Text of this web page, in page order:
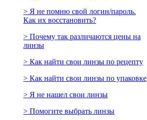
> Я не помню свой логин/пароль.
Как их восстановить?
> Почему так различаются цены на
линзы
> Как найти свои линзы по рецепту
> Как найти свои линзы по упаковке
> Я не нашел свои линзы
> Помогите выбрать линзы